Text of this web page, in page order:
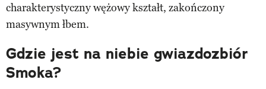
charakterystyczny wężowy kształt, zakończony
masywnym łbem.
Gdzie jest na niebie gwiazdozbiór
Smoka?